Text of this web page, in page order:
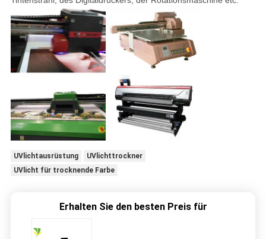
UVlichtausrüstung
UVlichttrockner
UVlicht für trocknende Farbe
Erhalten Sie den besten Preis für